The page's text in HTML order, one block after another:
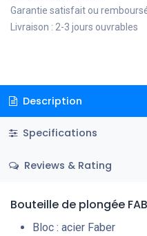
Garantie satisfait ou
Livraison : 2-3 jours ouvrables
Description
Specifications
Reviews & Rating
Bouteille de plongée
Bloc : acier Faber